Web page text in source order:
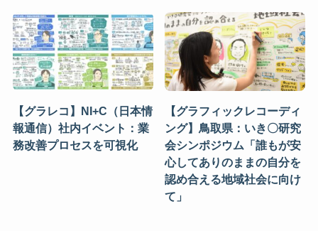
【グラレコ】NI+C（日本情
報通信）社内イベント：業
務改善プロセスを可視化
【グラフィックレコーディ
ング】鳥取県：いき〇研究
会シンポジウム「誰もが安
心してありのままの自分を
認め合える地域社会に向け
て」